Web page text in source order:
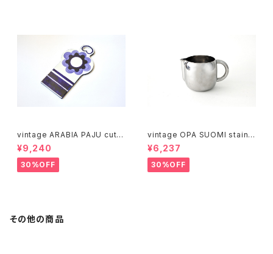
vintage ARABIA PAJU cutti
ng boad / ヴィンテージ アラビ
ア パユ カッティングボード
¥9,240
30%OFF
vintage OPA SUOMI stainle
ss milk pitcher M / ヴィンテ
ージ オーパ スオミ ステンレス
ミルクピッチャー M
¥6,237
30%OFF
その他の商品